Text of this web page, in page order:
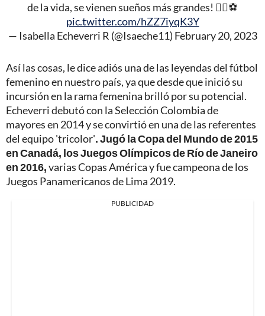
de la vida, se vienen sueños más grandes! ✌🏼⚽️
pic.twitter.com/hZZ7iyqK3Y
— Isabella Echeverri R (@Isaeche11) February 20, 2023
Así las cosas, le dice adiós una de las leyendas del fútbol
femenino en nuestro país, ya que desde que inició su
incursión en la rama femenina brilló por su potencial.
Echeverri debutó con la Selección Colombia de
mayores en 2014 y se convirtió en una de las referentes
del equipo 'tricolor'. Jugó la Copa del Mundo de 2015
en Canadá, los Juegos Olímpicos de Río de Janeiro
en 2016,varias Copas América y fue campeona de los
Juegos Panamericanos de Lima 2019.
PUBLICIDAD